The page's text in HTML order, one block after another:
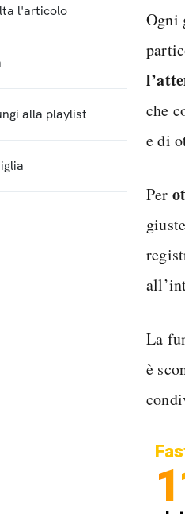
Ogni
che
e di
Per
La
è